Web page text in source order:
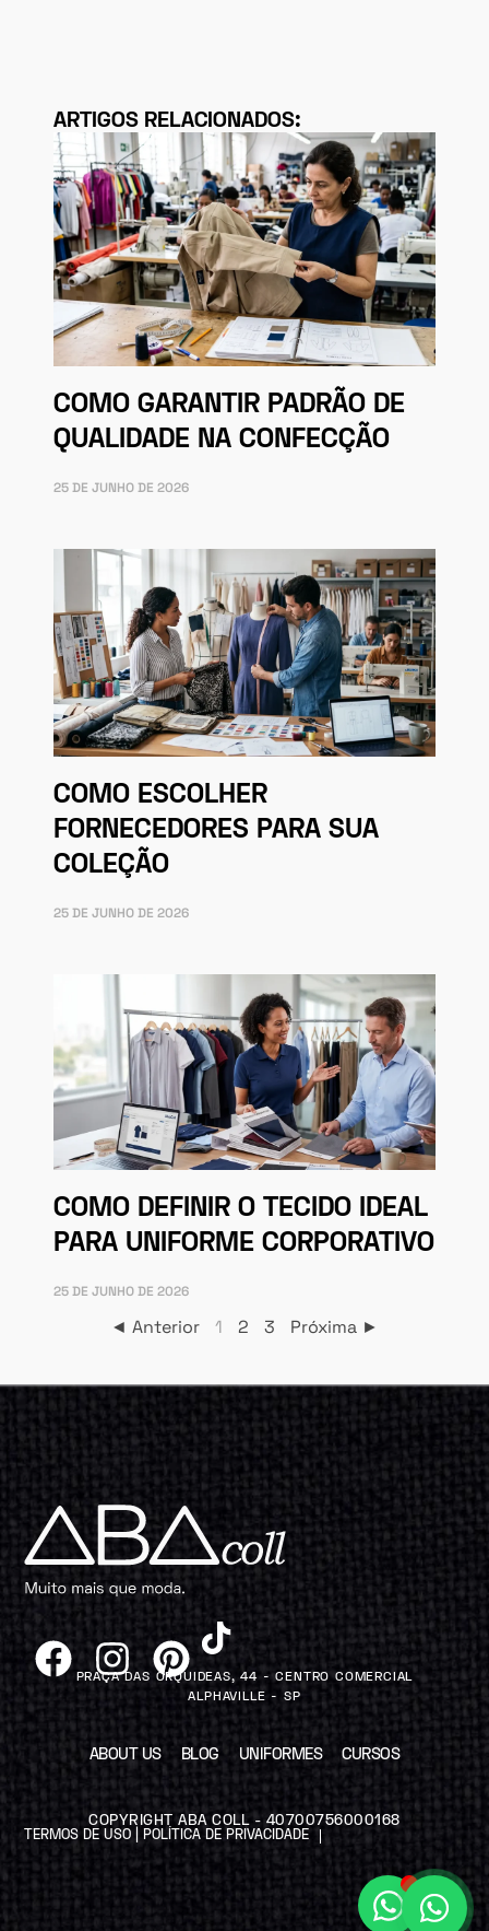
ARTIGOS RELACIONADOS:
COMO GARANTIR PADRÃO DE
QUALIDADE NA CONFECÇÃO
25 DE JUNHO DE 2026
COMO ESCOLHER
FORNECEDORES PARA SUA
COLEÇÃO
25 DE JUNHO DE 2026
COMO DEFINIR O TECIDO IDEAL
PARA UNIFORME CORPORATIVO
25 DE JUNHO DE 2026
◄ Anterior 1 2 3 Próxima ►
PRAÇA DAS ORQUIDEAS, 44 - CENTRO COMERCIAL
ALPHAVILLE - SP
ABOUT US BLOG UNIFORMES CURSOS
COPYRIGHT ABA COLL - 40700756000168
TERMOS DE USO | POLÍTICA DE PRIVACIDADE